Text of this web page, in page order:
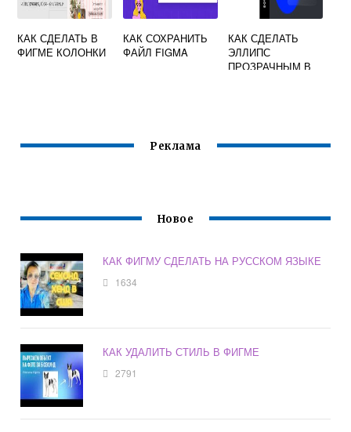
КАК СДЕЛАТЬ В
ФИГМЕ КОЛОНКИ
КАК СОХРАНИТЬ
ФАЙЛ FIGMA
КАК СДЕЛАТЬ
ЭЛЛИПС
ПРОЗРАЧНЫМ В
Реклама
Новое
КАК ФИГМУ СДЕЛАТЬ НА РУССКОМ ЯЗЫКЕ
1634
КАК УДАЛИТЬ СТИЛЬ В ФИГМЕ
2791